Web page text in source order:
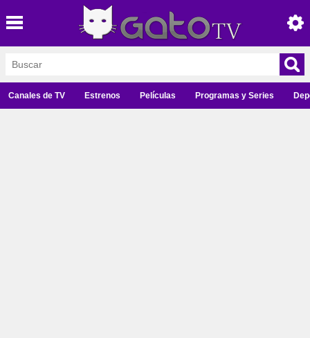
Canales de TV Estrenos Películas Programas y Series